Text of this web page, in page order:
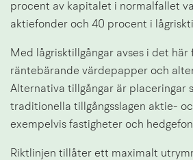
procent av kapitalet i normalfallet
aktiefonder och 40 procent i
Med lågrisktillgångar avses i det
räntebärande värdepapper och
Alternativa tillgångar är placeringar
traditionella tillgångsslagen aktie-
exempelvis fastigheter och
Riktlinjen tillåter ett maximalt